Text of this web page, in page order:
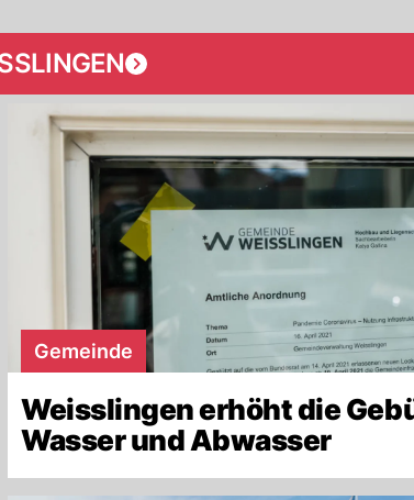
veröffentlicht:
Gemeinde
Weisslingen erhöht die
Wasser und Abwasser